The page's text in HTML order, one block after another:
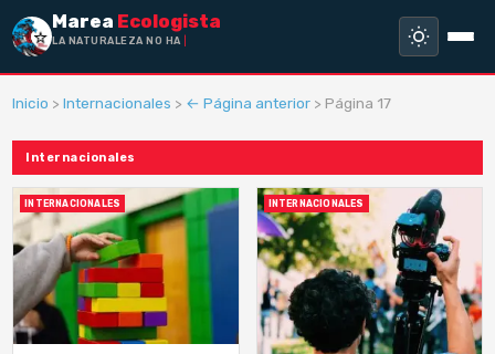
Marea Ecologista
LA NATURALEZA NO HA HECHO E
Inicio >Internacionales > ← Página anterior > Página 17
Internacionales
INTERNACIONALES INTERNACIONALES